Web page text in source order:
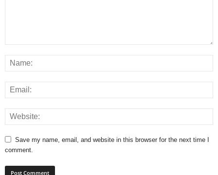
Save my name, email, and website in this browser for the next time I
comment.